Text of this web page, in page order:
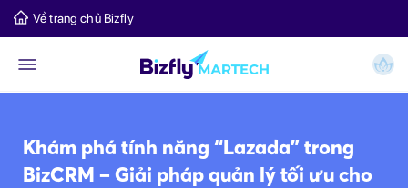
Về trang chủ Bizfly
Khám phá tính năng “Lazada” trong
BizCRM – Giải pháp quản lý tối ưu cho